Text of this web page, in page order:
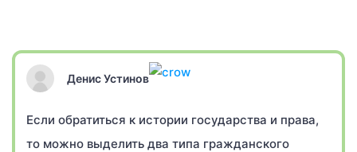
Денис Устинов
Если обратиться к истории государства и права,
то можно выделить два типа гражданского